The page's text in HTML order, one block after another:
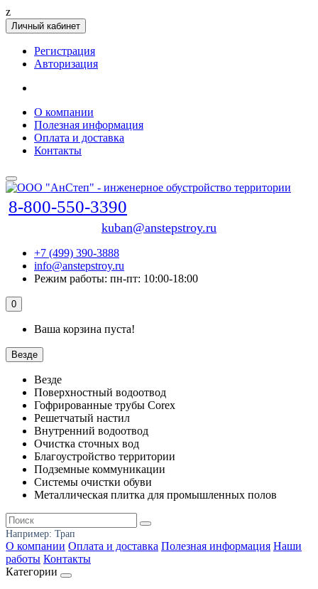
z
Личный кабинет
Регистрация
Авторизация
О компании
Полезная информация
Оплата и доставка
Контакты
8-800-550-3390
kuban@anstepstroy.ru
+7 (499) 390-3888
info@anstepstroy.ru
Режим работы: пн-пт: 10:00-18:00
0
Ваша корзина пуста!
Везде
Везде
Поверхностный водоотвод
Гофрированные трубы Corex
Решетчатый настил
Внутренний водоотвод
Очистка сточных вод
Благоустройство территории
Подземные коммуникации
Системы очистки обуви
Металлическая плитка для промышленных полов
Например: Трап
О компании Оплата и доставка Полезная информация Наши
работы Контакты
Категории